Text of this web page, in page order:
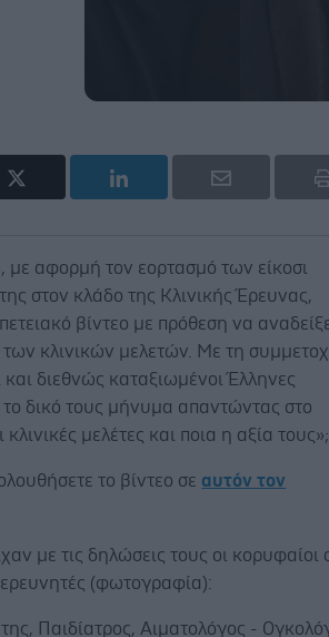
αφορμή τον εορτασμό των είκοσι
στον κλάδο της Κλινικής Έρευνας,
βίντεο με πρόθεση να
των κλινικών μελετών. Με τη
και διεθνώς καταξιωμένοι Έλληνες
δικό τους μήνυμα απαντώντας στο
κλινικές μελέτες και ποια η αξία τους»;
το βίντεο σε αυτόν τον
με τις δηλώσεις τους οι κορυφαίοι
ερευνητές (φωτογραφία):
Παιδίατρος, Αιματολόγος -